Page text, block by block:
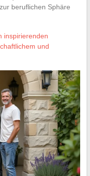
beruflichen Sphäre
inspirierenden
und